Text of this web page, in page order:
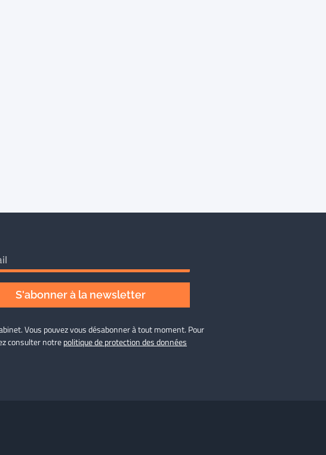
S'abonner à la newsletter
Vous pouvez vous désabonner à tout moment. Pour
consulter notrepolitique de protection des données